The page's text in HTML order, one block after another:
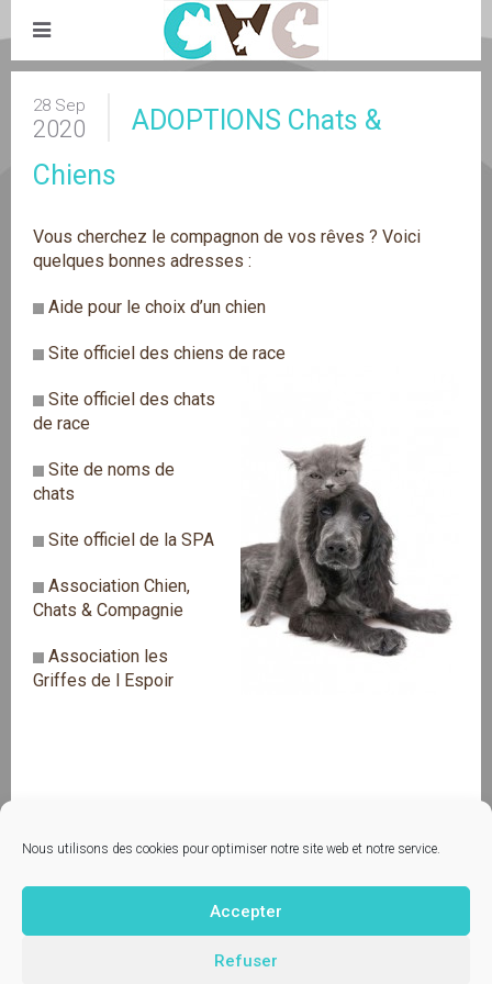
Nous utilisons des cookies pour optimiser notre site web et notre service.
Accepter
Refuser
28 Sep
2020
ADOPTIONS Chats &
Chiens
Vous cherchez le compagnon de vos rêves ? Voici
quelques bonnes adresses :
Aide pour le choix d’un chien
Site officiel des chiens de race
Site officiel des chats
de race
Site de noms de
chats
Site officiel de la SPA
Association Chien,
Chats & Compagnie
Association les
Griffes de l Espoir
© Vetup - logiciel vétérinaire